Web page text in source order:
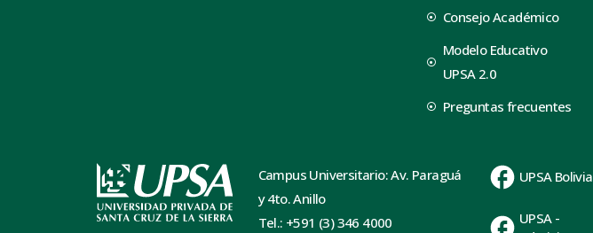
Consejo Académico
Modelo Educativo
UPSA 2.0
Preguntas frecuentes
Campus Universitario: Av. Paraguá
y 4to. Anillo
Tel.: +591 (3) 346 4000
UPSA Bolivia
UPSA -